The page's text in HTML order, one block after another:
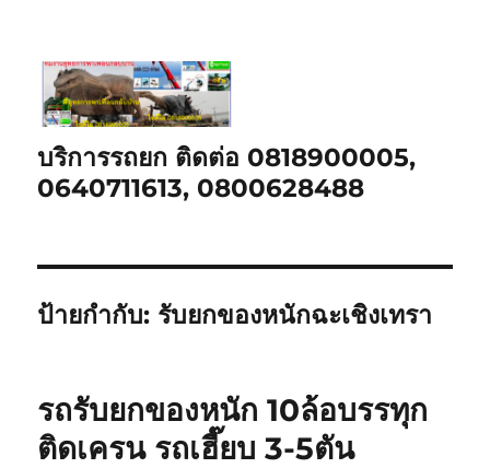
บริการรถยก ติดต่อ 0818900005,
0640711613, 0800628488
ป้ายกำกับ: รับยกของหนักฉะเชิงเทรา
รถรับยกของหนัก 10ล้อบรรทุก
ติดเครน รถเฮี๊ยบ 3-5ตัน